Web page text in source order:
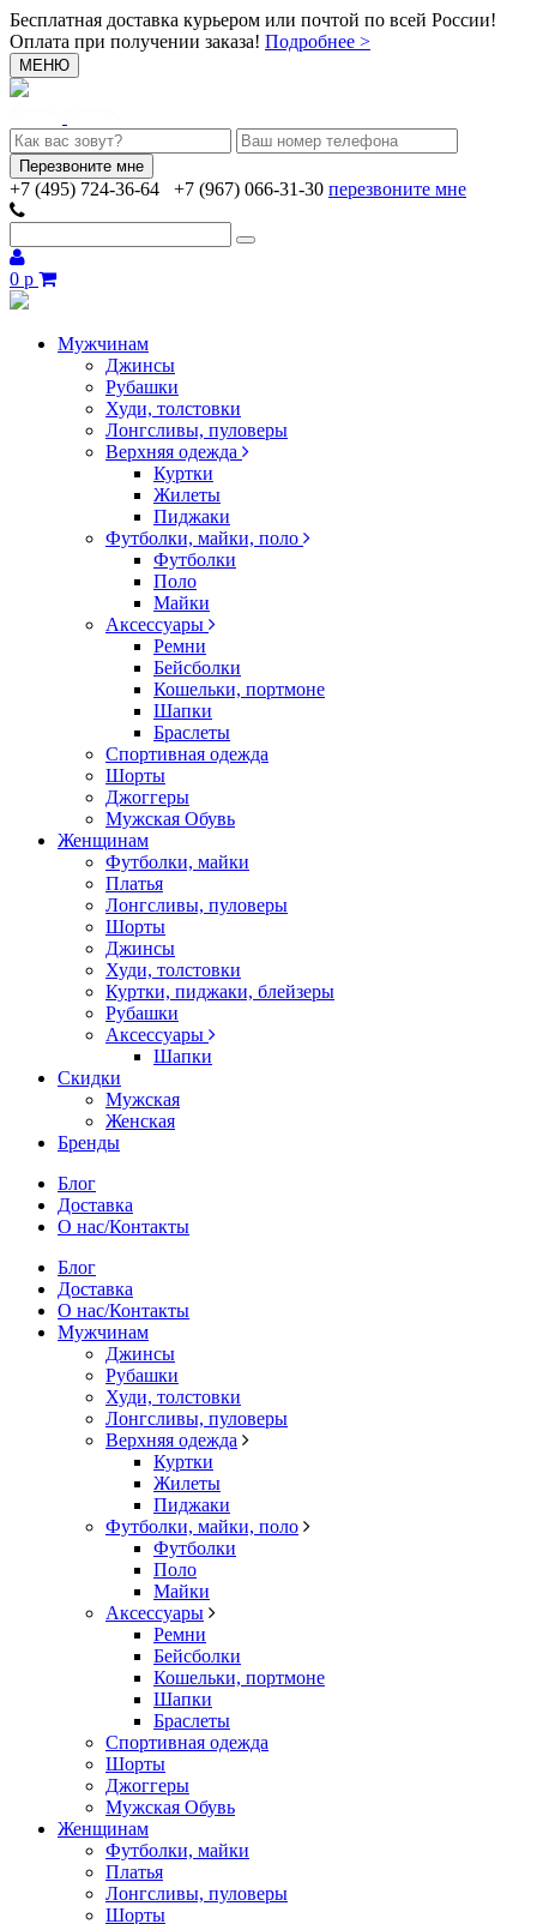
Бесплатная доставка курьером или почтой по всей России!
Оплата при получении заказа! Подробнее >
МЕНЮ
+7 (495) 724-36-64 +7 (967) 066-31-30 перезвоните мне
0 р
Мужчинам
Джинсы
Рубашки
Худи, толстовки
Лонгсливы, пуловеры
Верхняя одежда
Куртки
Жилеты
Пиджаки
Футболки, майки, поло
Футболки
Поло
Майки
Аксессуары
Ремни
Бейсболки
Кошельки, портмоне
Шапки
Браслеты
Спортивная одежда
Шорты
Джоггеры
Мужская Обувь
Женщинам
Футболки, майки
Платья
Лонгсливы, пуловеры
Шорты
Джинсы
Худи, толстовки
Куртки, пиджаки, блейзеры
Рубашки
Аксессуары
Шапки
Скидки
Мужская
Женская
Бренды
Блог
Доставка
О нас/Контакты
Блог
Доставка
О нас/Контакты
Мужчинам
Джинсы
Рубашки
Худи, толстовки
Лонгсливы, пуловеры
Верхняя одежда
Куртки
Жилеты
Пиджаки
Футболки, майки, поло
Футболки
Поло
Майки
Аксессуары
Ремни
Бейсболки
Кошельки, портмоне
Шапки
Браслеты
Спортивная одежда
Шорты
Джоггеры
Мужская Обувь
Женщинам
Футболки, майки
Платья
Лонгсливы, пуловеры
Шорты